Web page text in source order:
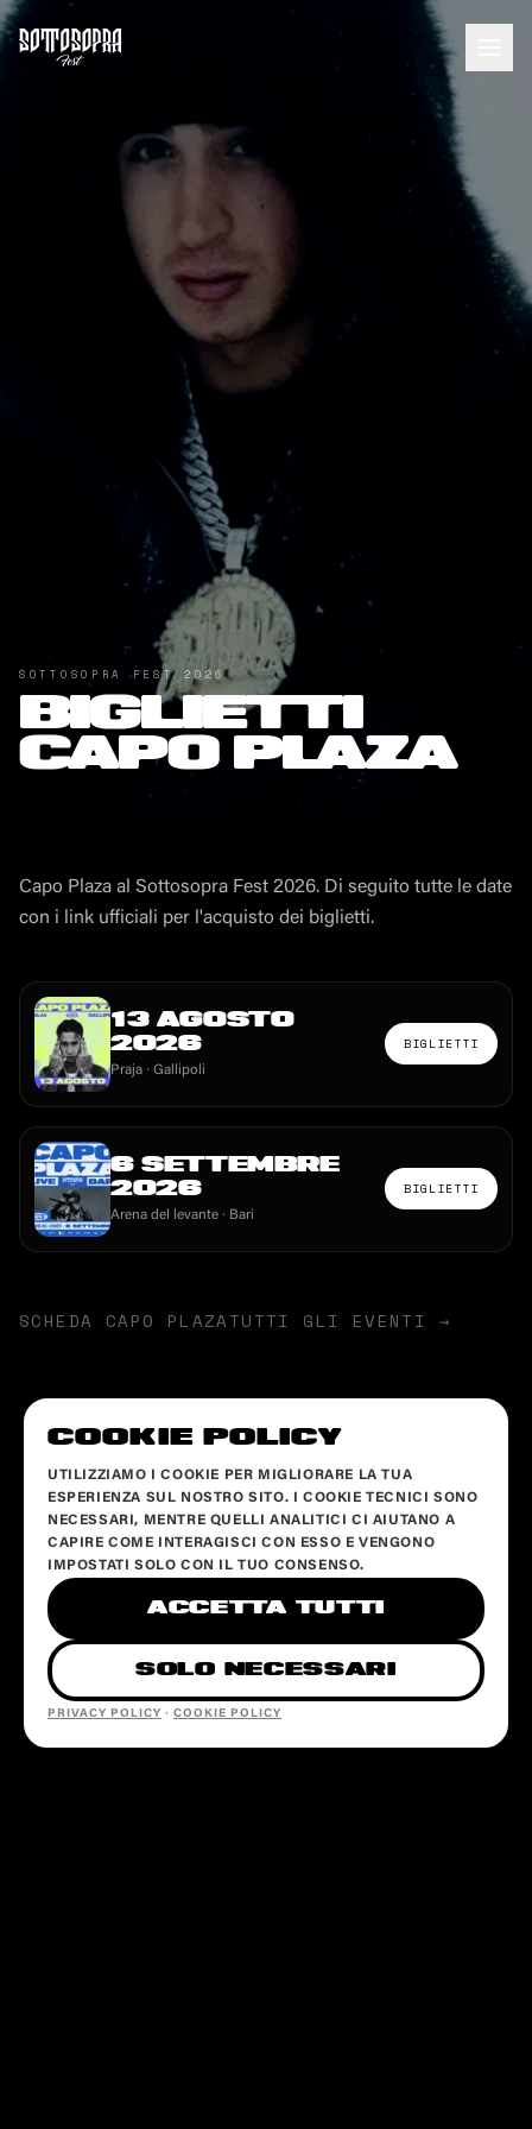
SOTTOSOPRA FEST2026
BIGLIETTI
CAPO PLAZA
Capo Plaza al Sottosopra Fest 2026. Di seguito tutte le date
con i link ufficiali per l'acquisto dei biglietti.
13 AGOSTO
2026
Praja · Gallipoli
BIGLIETTI
6 SETTEMBRE
2026
Arena del levante · Bari
BIGLIETTI
SCHEDA CAPO PLAZATUTTI GLI EVENTI →
COOKIE POLICY
UTILIZZIAMO I COOKIE PER MIGLIORARE LA TUA
ESPERIENZA SUL NOSTRO SITO. I COOKIE TECNICI SONO
NECESSARI, MENTRE QUELLI ANALITICI CI AIUTANO A
CAPIRE COME INTERAGISCI CON ESSO E VENGONO
IMPOSTATI SOLO CON IL TUO CONSENSO.
ACCETTA TUTTI
SOLO NECESSARI
PRIVACY POLICY · COOKIE POLICY